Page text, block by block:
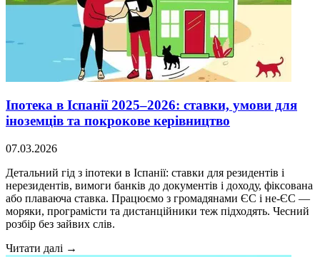
Іпотека в Іспанії 2025–2026: ставки, умови для
іноземців та покрокове керівництво
07.03.2026
Детальний гід з іпотеки в Іспанії: ставки для резидентів і
нерезидентів, вимоги банків до документів і доходу, фіксована
або плаваюча ставка. Працюємо з громадянами ЄС і не-ЄС —
моряки, програмісти та дистанційники теж підходять. Чесний
розбір без зайвих слів.
Читати далі →